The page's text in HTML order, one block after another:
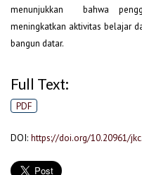
menunjukkan bahwa
meningkatkan aktivitas belajar
bangun datar.
Full Text:
PDF
DOI: https://doi.org/10.20961/